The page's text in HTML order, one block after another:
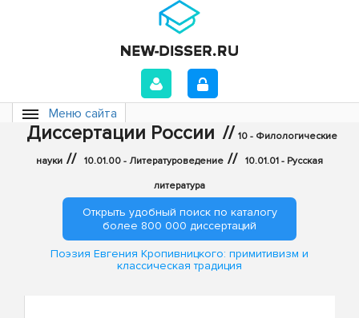
Меню сайта
Диссертации России // 10 - Филологические
науки // 10.01.00 - Литературоведение // 10.01.01 - Русская
литература
Открыть удобный поиск по каталогу
более 800 000 диссертаций
Поэзия Евгения Кропивницкого: примитивизм и
классическая традиция